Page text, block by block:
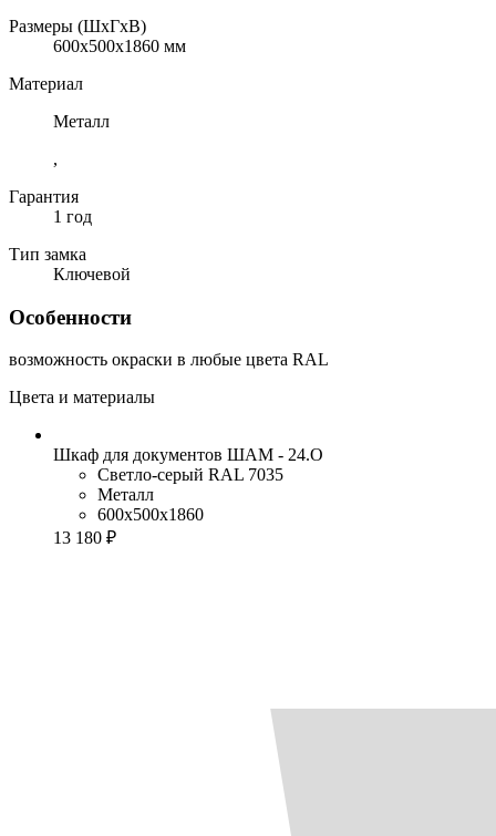
Размеры (ШхГхВ)
600x500x1860 мм
Материал
Металл
,
Гарантия
1 год
Тип замка
Ключевой
Особенности
возможность окраски в любые цвета RAL
Цвета и материалы
Шкаф для документов ШАМ - 24.О
Светло-серый RAL 7035
Металл
600x500x1860
13 180 ₽